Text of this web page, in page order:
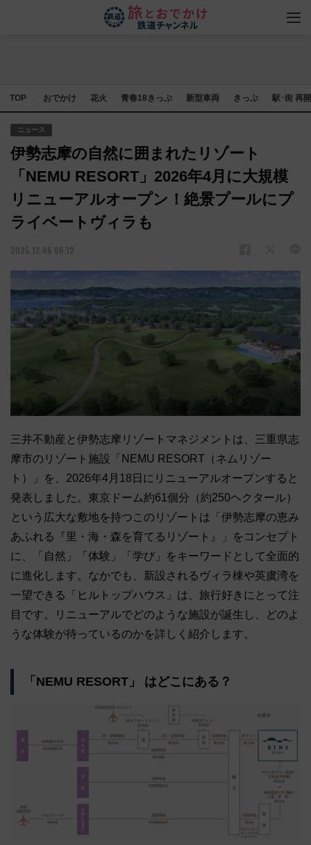
TOP おでかけ 花火 青春18きっぷ 新型車両 きっぷ 駅･街 再
ニュース
伊勢志摩の自然に囲まれたリゾート
「NEMU RESORT」2026年4月に大規模
リニューアルオープン！絶景プールにプ
ライベートヴィラも
2025.12.06 06:12
三井不動産と伊勢志摩リゾートマネジメントは、三重県志
摩市のリゾート施設「NEMU RESORT（ネムリゾー
ト）」を、2026年4月18日にリニューアルオープンすると
発表しました。東京ドーム約61個分（約250ヘクタール）
という広大な敷地を持つこのリゾートは「伊勢志摩の恵み
あふれる『里・海・森を育てるリゾート』」をコンセプト
に、「自然」「体験」「学び」をキーワードとして全面的
に進化します。なかでも、新設されるヴィラ棟や英虞湾を
一望できる「ヒルトップハウス」は、旅行好きにとって注
目です。リニューアルでどのような施設が誕生し、どのよ
うな体験が待っているのかを詳しく紹介します。
「NEMU RESORT」 はどこにある？